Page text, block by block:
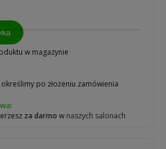
w magazynie
po złożeniu zamówienia
za darmo w naszych salonach